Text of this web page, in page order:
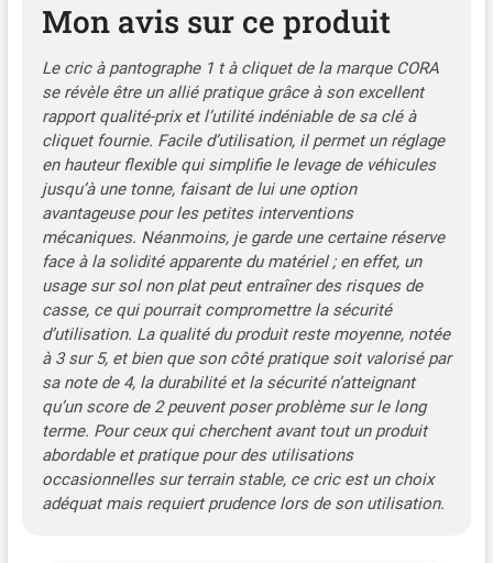
Mon avis sur ce produit
Le cric à pantographe 1 t à cliquet de la marque CORA
se révèle être un allié pratique grâce à son excellent
rapport qualité-prix et l’utilité indéniable de sa clé à
cliquet fournie. Facile d’utilisation, il permet un réglage
en hauteur flexible qui simplifie le levage de véhicules
jusqu’à une tonne, faisant de lui une option
avantageuse pour les petites interventions
mécaniques. Néanmoins, je garde une certaine réserve
face à la solidité apparente du matériel ; en effet, un
usage sur sol non plat peut entraîner des risques de
casse, ce qui pourrait compromettre la sécurité
d’utilisation. La qualité du produit reste moyenne, notée
à 3 sur 5, et bien que son côté pratique soit valorisé par
sa note de 4, la durabilité et la sécurité n’atteignant
qu’un score de 2 peuvent poser problème sur le long
terme. Pour ceux qui cherchent avant tout un produit
abordable et pratique pour des utilisations
occasionnelles sur terrain stable, ce cric est un choix
adéquat mais requiert prudence lors de son utilisation.